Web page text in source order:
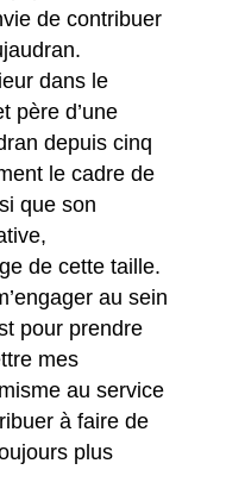
de contribuer
dans le
père d’une
depuis cinq
le cadre de
que son
de cette taille.
au sein
pour prendre
mes
au service
à faire de
plus